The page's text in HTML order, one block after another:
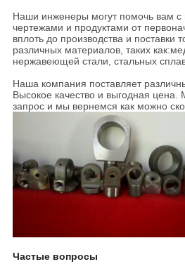
Наши инженеры могут помочь вам с
чертежами и продуктами от
вплоть до производства и поставки
различных материалов, таких
нержавеющей стали, стальных
Наша компания поставляет
Высокое качество и выгодная
запрос и мы вернемся как можно
Частые вопросы